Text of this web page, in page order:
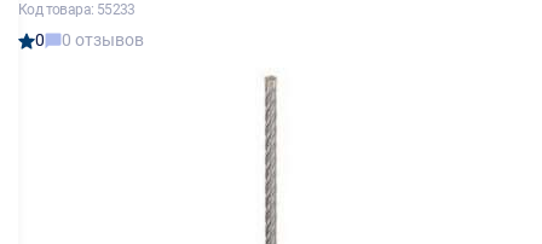
Код товара: 55233
0 0 отзывов